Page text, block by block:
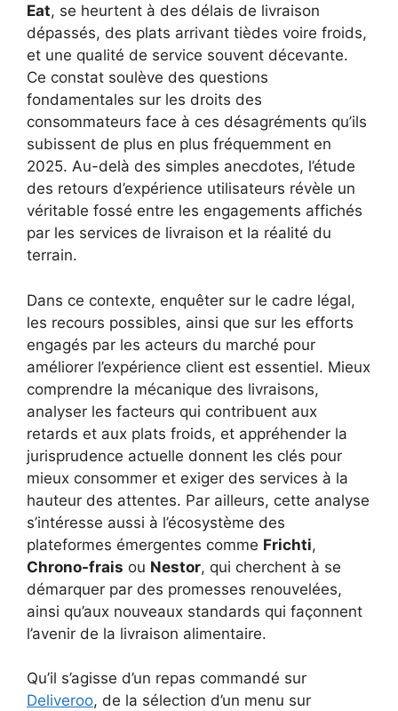
Eat, se heurtent à des délais de livraison
dépassés, des plats arrivant tièdes voire froids,
et une qualité de service souvent décevante.
Ce constat soulève des questions
fondamentales sur les droits des
consommateurs face à ces désagréments qu’ils
subissent de plus en plus fréquemment en
2025. Au-delà des simples anecdotes, l’étude
des retours d’expérience utilisateurs révèle un
véritable fossé entre les engagements affichés
par les services de livraison et la réalité du
terrain.
Dans ce contexte, enquêter sur le cadre légal,
les recours possibles, ainsi que sur les efforts
engagés par les acteurs du marché pour
améliorer l’expérience client est essentiel. Mieux
comprendre la mécanique des livraisons,
analyser les facteurs qui contribuent aux
retards et aux plats froids, et appréhender la
jurisprudence actuelle donnent les clés pour
mieux consommer et exiger des services à la
hauteur des attentes. Par ailleurs, cette analyse
s’intéresse aussi à l’écosystème des
plateformes émergentes comme Frichti,
Chrono-frais ou Nestor, qui cherchent à se
démarquer par des promesses renouvelées,
ainsi qu’aux nouveaux standards qui façonnent
l’avenir de la livraison alimentaire.
Qu’il s’agisse d’un repas commandé sur
Deliveroo, de la sélection d’un menu sur